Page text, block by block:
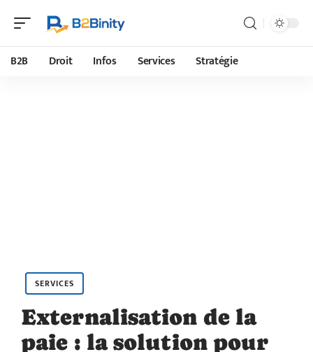
B2B Droit Infos Services Stratégie
SERVICES
Externalisation de la
paie : la solution pour